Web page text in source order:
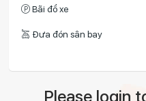
Bãi đổ xe
Đưa đón sân bay
Please login